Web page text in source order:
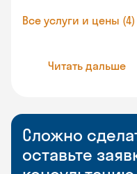
Все услуги и цены (4)
Читать дальше
Сложно
оставьте